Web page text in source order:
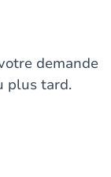
demande
plus tard.